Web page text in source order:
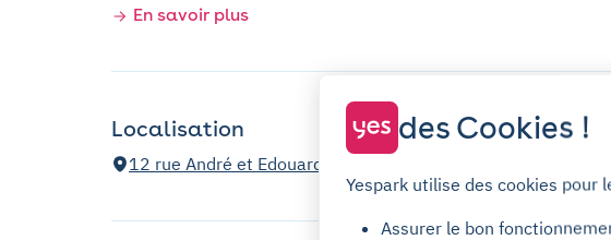
En savoir plus
Localisation
12 rue André et Edouard Michelin, Rueil-Malmaison
des Cookies !
Yespark utilise des cookies pour
Assurer le bon